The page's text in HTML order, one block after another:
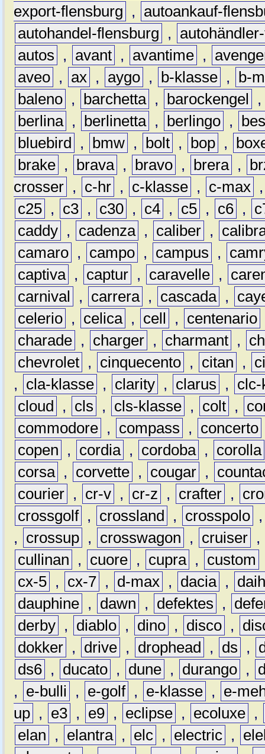
export-flensburg
,
autoankauf-
autohandel-flensburg
,
autos
, avant , avantime ,
aveo , ax , aygo , b-klasse ,
b-
baleno , barchetta , barockengel
berlina , berlinetta , berlingo ,
bluebird
, bmw , bolt , bop ,
brake , brava , bravo , brera ,
crosser , c-hr , c-klasse , c-max
c25 , c3 , c30 , c4 , c5 , c6 ,
caddy , cadenza , caliber ,
camaro , campo , campus ,
captiva , captur , caravelle ,
carnival
, carrera , cascada ,
celerio , celica , cell , centenario
charade , charger , charmant ,
chevrolet , cinquecento , citan ,
,
cla-klasse , clarity , clarus ,
clc-
cloud
, cls , cls-klasse , colt ,
commodore , compass , concerto
copen
, cordia , cordoba ,
corolla
corsa , corvette , cougar ,
courier , cr-v , cr-z , crafter ,
crossgolf , crossland , crosspolo
,
crossup , crosswagon , cruiser ,
cullinan
, cuore , cupra , custom
cx-5 , cx-7 , d-max , dacia ,
dauphine , dawn , defektes ,
derby , diablo , dino , disco ,
dokker , drive , drophead , ds ,
ds6 , ducato , dune , durango ,
,
e-bulli , e-golf , e-klasse ,
e-
up , e3 , e9 , eclipse , ecoluxe ,
elan
, elantra , elc , electric ,